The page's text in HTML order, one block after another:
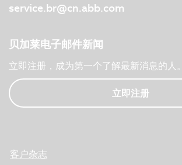
service.br@cn.abb.com
贝加莱电子邮件新闻
立即注册，成为第一个了解最新消息的人。
立即注册
客户杂志